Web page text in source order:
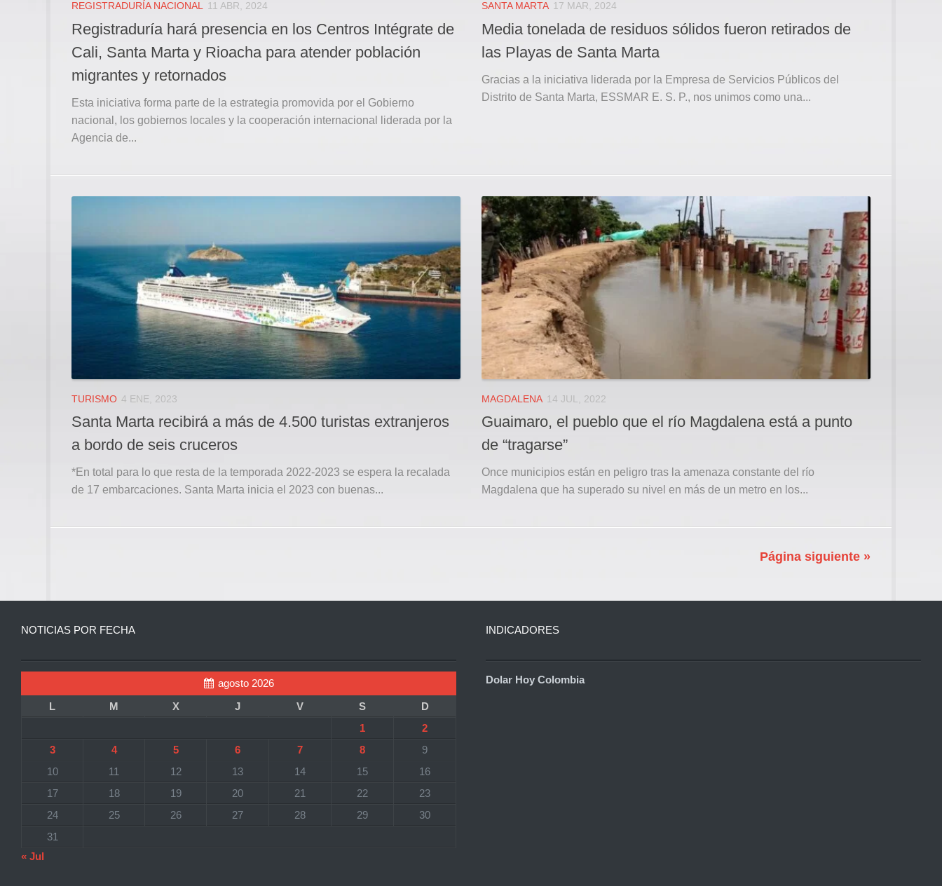
REGISTRADURÍA NACIONAL 11 ABR, 2024
Registraduría hará presencia en los Centros Intégrate de
Cali, Santa Marta y Rioacha para atender población
migrantes y retornados
Esta iniciativa forma parte de la estrategia promovida por el Gobierno
nacional, los gobiernos locales y la cooperación internacional liderada por la
Agencia de...
SANTA MARTA 17 MAR, 2024
Media tonelada de residuos sólidos fueron retirados de
las Playas de Santa Marta
Gracias a la iniciativa liderada por la Empresa de Servicios Públicos del
Distrito de Santa Marta, ESSMAR E. S. P., nos unimos como una...
TURISMO 4 ENE, 2023
Santa Marta recibirá a más de 4.500 turistas extranjeros
a bordo de seis cruceros
*En total para lo que resta de la temporada 2022-2023 se espera la recalada
de 17 embarcaciones. Santa Marta inicia el 2023 con buenas...
MAGDALENA 14 JUL, 2022
Guaimaro, el pueblo que el río Magdalena está a punto
de “tragarse”
Once municipios están en peligro tras la amenaza constante del río
Magdalena que ha superado su nivel en más de un metro en los...
Página siguiente »
NOTICIAS POR FECHA
agosto 2026
L
M X J V S
D
1
2
3
4 5 6 7 8
9
10
11 12 13 14 15
16
17
18 19 20 21 22
23
24
25 26 27 28 29
30
31
« Jul
INDICADORES
Dolar Hoy Colombia